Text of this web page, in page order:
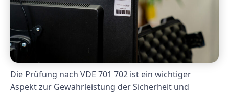
Die Prüfung nach VDE 701 702 ist ein wichtiger
Aspekt zur Gewährleistung der Sicherheit und